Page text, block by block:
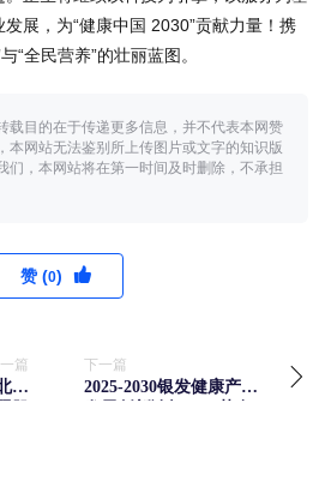
展，为“健康中国 2030”贡献力量！携
“全民营养”的壮丽蓝图。
载目的在于传递更多信息，并不代表本网赞
本网站无法鉴别所上传图片或文字的知识版
们，本网站将在第一时间及时删除，不承担
赞 (0)
一篇
京
办
下一篇
2025-2030银发健康产业